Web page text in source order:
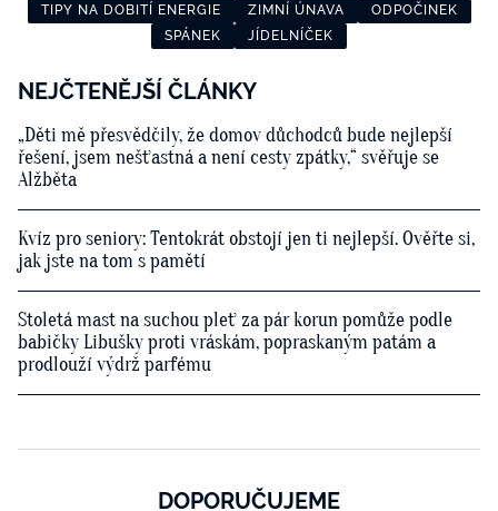
TIPY NA DOBITÍ ENERGIE ZIMNÍ ÚNAVA
ODPOČINEK
SPÁNEK
JÍDELNÍČEK
NEJČTENĚJŠÍ ČLÁNKY
„Děti mě přesvědčily, že domov důchodců bude nejlepší
řešení, jsem nešťastná a není cesty zpátky,“ svěřuje se
Alžběta
Kvíz pro seniory: Tentokrát obstojí jen ti nejlepší. Ověřte si,
jak jste na tom s pamětí
Stoletá mast na suchou pleť za pár korun pomůže podle
babičky Libušky proti vráskám, popraskaným patám a
prodlouží výdrž parfému
DOPORUČUJEME